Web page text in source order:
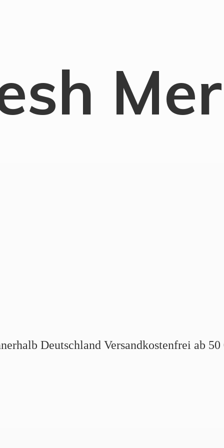
Deutschland Versandkostenfrei ab